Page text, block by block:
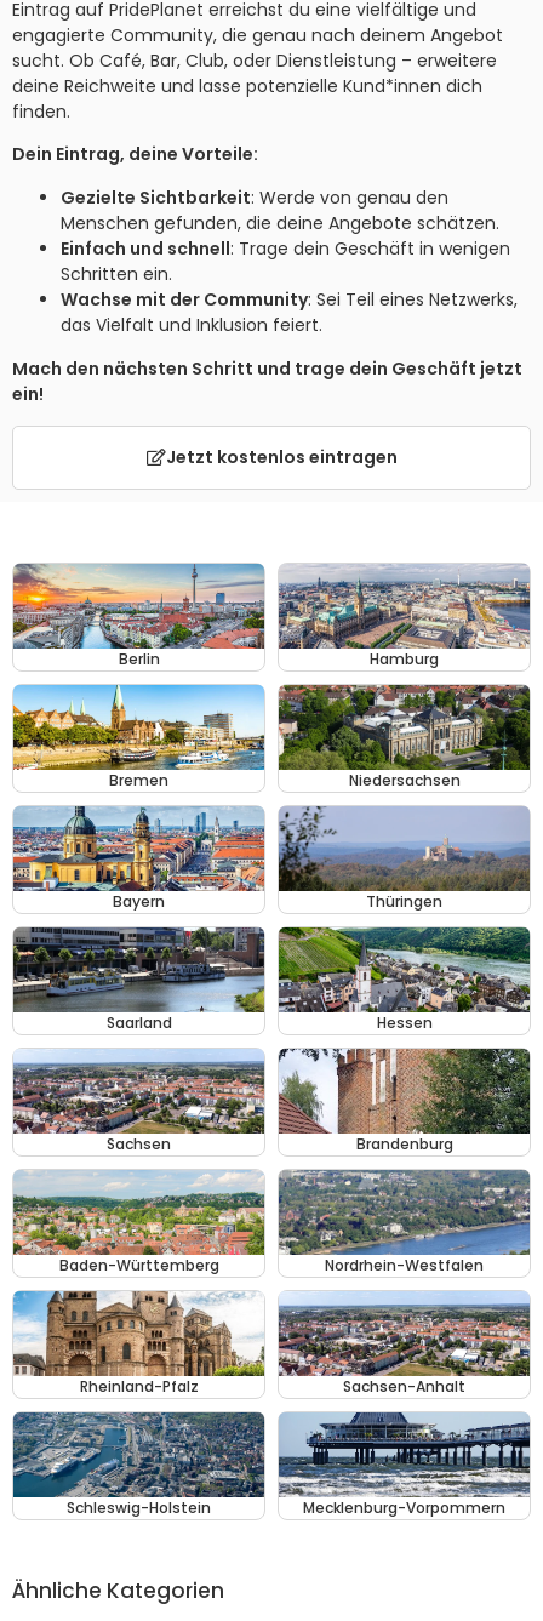
Eintrag auf PridePlanet erreichst du eine vielfältige und
engagierte Community, die genau nach deinem Angebot
sucht. Ob Café, Bar, Club, oder Dienstleistung – erweitere
deine Reichweite und lasse potenzielle Kund*innen dich
finden.
Dein Eintrag, deine Vorteile:
Gezielte Sichtbarkeit: Werde von genau den
Menschen gefunden, die deine Angebote schätzen.
Einfach und schnell: Trage dein Geschäft in wenigen
Schritten ein.
Wachse mit der Community: Sei Teil eines Netzwerks,
das Vielfalt und Inklusion feiert.
Mach den nächsten Schritt und trage dein Geschäft jetzt
ein!
Jetzt kostenlos eintragen
Berlin Hamburg
Bremen Niedersachsen
Bayern Thüringen
Saarland Hessen
Sachsen Brandenburg
Baden-Württemberg Nordrhein-Westfalen
Rheinland-Pfalz Sachsen-Anhalt
Schleswig-Holstein Mecklenburg-Vorpommern
Ähnliche Kategorien